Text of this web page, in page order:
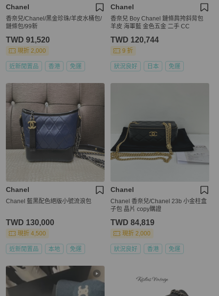
Chanel
香奈兒/Chanel/黑金珍珠/羊皮水桶包/
鏈條包/99新
TWD 91,520
現折 2,000
近新閒置品 香港 免運
Chanel
香奈兒 Boy Chanel 鏈條肩挎斜背包
羊皮 海軍藍 金色五金 二手 CC
TWD 120,744
9 折
狀況良好 日本 免運
Chanel
Chanel 藍黑配色絕版小號流浪包
TWD 130,000
現折 4,500
近新閒置品 本地 免運
Chanel
Chanel 香奈兒/Chanel 23b 小金柱盒
子包 晶片 copy購證
TWD 84,819
現折 2,000
狀況良好 香港 免運